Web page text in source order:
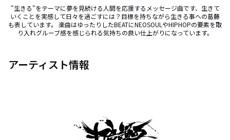
"生きる"をテーマに夢を見続ける人間を応援するメッセージ曲です、生きて
いくことを実感して日々を過ごすには？目標を持ちながら生きる事への葛藤
も表しています。 楽曲はゆったりしたBEATにNEOSOULやHIPHOPの要素を取
り入れグルーブ感を感じられる気持ちの良い仕上がりになっています。
アーティスト情報